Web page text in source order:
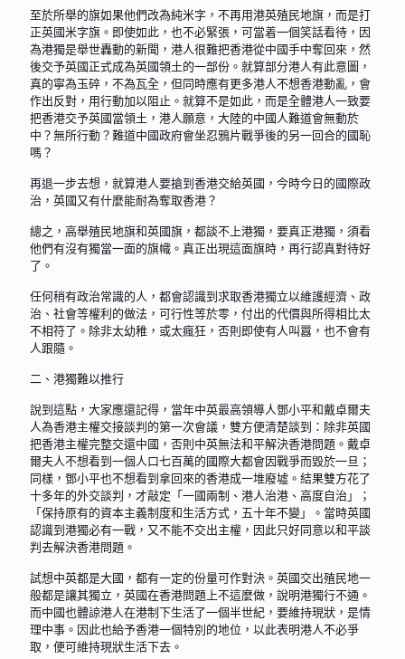
至於所舉的旗如果他們改為純米字，不再用港英殖民地旗，而是打
正英國米字旗。即使如此，也不必緊張，可當着一個笑話看待，因
為港獨是舉世轟動的新聞，港人很難把香港從中國手中奪回來，然
後交予英國正式成為英國領土的一部份。就算部分港人有此意圖，
真的寧為玉碎，不為瓦全，但同時應有更多港人不想香港動亂，會
作出反對，用行動加以阻止。就算不是如此，而是全體港人一致要
把香港交予英國當領土，港人願意，大陸的中國人難道會無動於
中？無所行動？難道中國政府會坐忍鴉片戰爭後的另一回合的國恥
嗎？
再退一步去想，就算港人要搶到香港交給英國，今時今日的國際政
治，英國又有什麼能耐為奪取香港？
總之，高舉殖民地旗和英國旗，都談不上港獨，要真正港獨，須看
他們有沒有獨當一面的旗幟。真正出現這面旗時，再行認真對待好
了。
任何稍有政治常識的人，都會認識到求取香港獨立以維護經濟、政
治、社會等權利的做法，可行性等於零，付出的代價與所得相比太
不相符了。除非太幼稚，或太瘋狂，否則即使有人叫囂，也不會有
人跟隨。
二、港獨難以推行
說到這點，大家應還記得，當年中英最高領導人鄧小平和戴卓爾夫
人為香港主權交接談判的第一次會議，雙方便清楚談到：除非英國
把香港主權完整交還中國，否則中英無法和平解決香港問題。戴卓
爾夫人不想看到一個人口七百萬的國際大都會因戰爭而毀於一旦；
同樣，鄧小平也不想看到拿回來的香港成一堆廢墟。結果雙方花了
十多年的外交談判，才敲定「一國兩制、港人治港、高度自治」；
「保持原有的資本主義制度和生活方式，五十年不變」。當時英國
認識到港獨必有一戰，又不能不交出主權，因此只好同意以和平談
判去解決香港問題。
試想中英都是大國，都有一定的份量可作對決。英國交出殖民地一
般都是讓其獨立，英國在香港問題上不這麼做，說明港獨行不通。
而中國也體諒港人在港制下生活了一個半世紀，要維持現狀，是情
理中事。因此也給予香港一個特別的地位，以此表明港人不必爭
取，便可維持現狀生活下去。